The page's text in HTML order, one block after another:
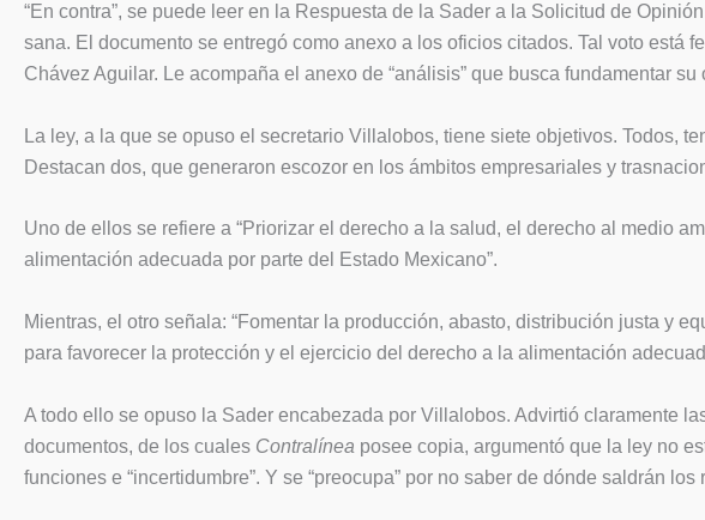
“En contra”, se puede leer en la Respuesta de la Sader a la Solicitud de
sana. El documento se entregó como anexo a los oficios citados. Tal voto
Chávez Aguilar. Le acompaña el anexo de “análisis” que busca fundamentar
La ley, a la que se opuso el secretario Villalobos, tiene siete objetivos. Todos,
Destacan dos, que generaron escozor en los ámbitos empresariales y
Uno de ellos se refiere a “Priorizar el derecho a la salud, el derecho al medio
alimentación adecuada por parte del Estado Mexicano”.
Mientras, el otro señala: “Fomentar la producción, abasto, distribución justa y
para favorecer la protección y el ejercicio del derecho a la alimentación
A todo ello se opuso la Sader encabezada por Villalobos. Advirtió claramente
documentos, de los cuales Contralínea posee copia, argumentó que la ley no
funciones e “incertidumbre”. Y se “preocupa” por no saber de dónde saldrán